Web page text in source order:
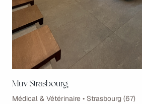
Muv Strasbourg
Médical & Vétérinaire • Strasbourg (67)